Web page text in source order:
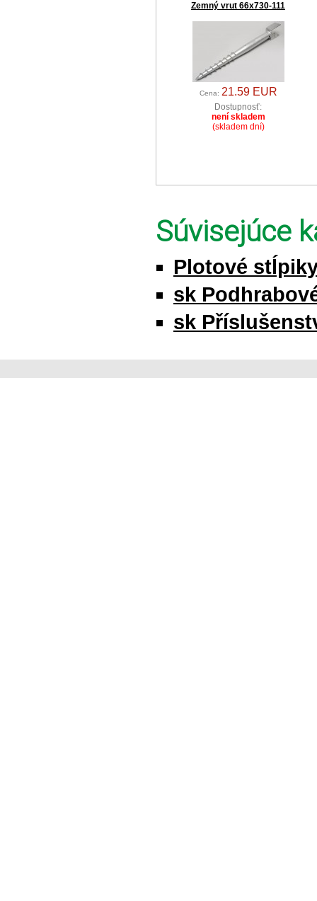
Zemný vrut 66x730-111
Cena: 21.59 EUR
Dostupnosť:
není skladem
(skladem dní)
Súvisejúce
Plotové
sk
sk